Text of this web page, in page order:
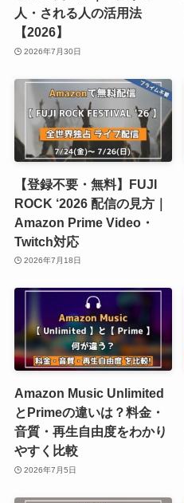
人・される人の活用法
【2026】
2026年7月30日
【登録不要・無料】FUJI
ROCK ‘2026 配信の見方｜
Amazon Prime Video・
Twitch対応
2026年7月18日
Amazon Music Unlimited
とPrimeの違いは？料金・
音質・再生自由度をわかり
やすく比較
2026年7月5日